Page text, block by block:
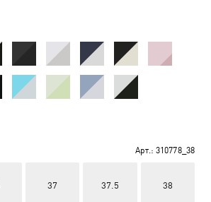
Арт.: 310778_38
37 37.5 38